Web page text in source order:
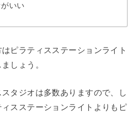
いい
ピラティスステーションライト
しょう。
タジオは多数ありますので、し
スステーションライトよりもピ